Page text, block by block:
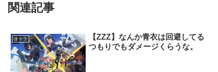
関連記事
キャラ
【ZZZ】なんか青衣は回避してる
つもりでもダメージくらうな。